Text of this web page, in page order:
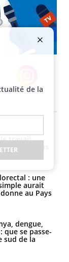
Instagram
travail
plus en plus
: une
aurait
au Pays
dengue,
que se passe-
sud de la
de la